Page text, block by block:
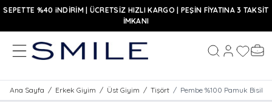
SEPETTE %40 iNDİRİM | ÜCRETSİZ HIZLI KARGO | PEŞİN FİYATINA 3 TAKSİT
İMKANI
MENÜ Hesabım
Ana Sayfa / Erkek Giyim / Üst Giyim / Tişört / Pembe %100 Pamuk